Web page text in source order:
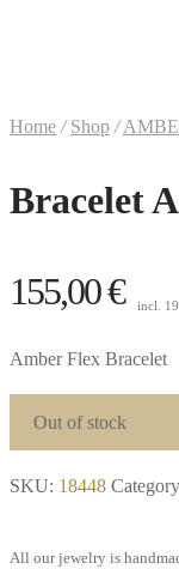
Home / Shop /
Bracelet
155,00€ incl.
Amber Flex Bracelet
Out of stock
SKU: 18448
All our jewelry is